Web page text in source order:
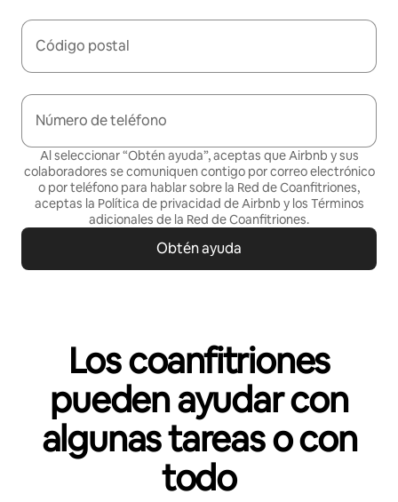
Código postal
Número de teléfono
Al seleccionar “Obtén ayuda”, aceptas que Airbnb y sus
colaboradores se comuniquen contigo por correo electrónico
o por teléfono para hablar sobre la Red de Coanfitriones,
aceptas la Política de privacidad de Airbnb y los Términos
adicionales de la Red de Coanfitriones.
Obtén ayuda
Los coanfitriones
pueden ayudar con
algunas tareas o con
todo